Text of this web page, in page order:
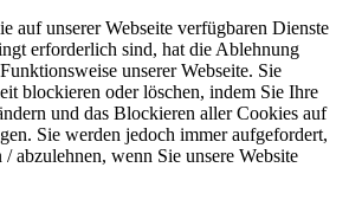
auf unserer Webseite verfügbaren Dienste
erforderlich sind, hat die Ablehnung
unserer Webseite. Sie
blockieren oder löschen, indem Sie Ihre
und das Blockieren aller Cookies auf
Sie werden jedoch immer aufgefordert,
abzulehnen, wenn Sie unsere Website